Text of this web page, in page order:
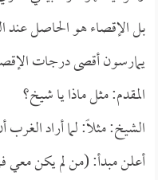
بل الإقصاء هو الحاصل عند
يمارسون أقصى درجات
المقدم: مثل ماذا يا شيخ؟
الشيخ: مثلاً: لما أراد
أعلن مبدأ: (من لم يكن